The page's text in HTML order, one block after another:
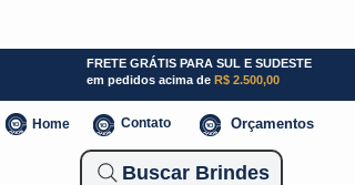
FRETE GRÁTIS PARA SUL E SUDESTE
em pedidos acima de R$ 2.500,00
Home Contato Orçamentos
Buscar Brindes